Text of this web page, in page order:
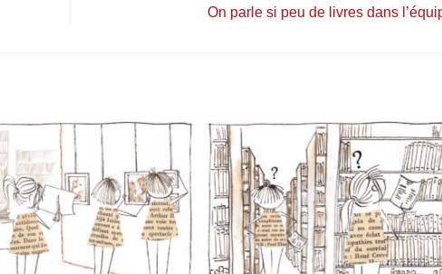
On parle si peu de livres dans